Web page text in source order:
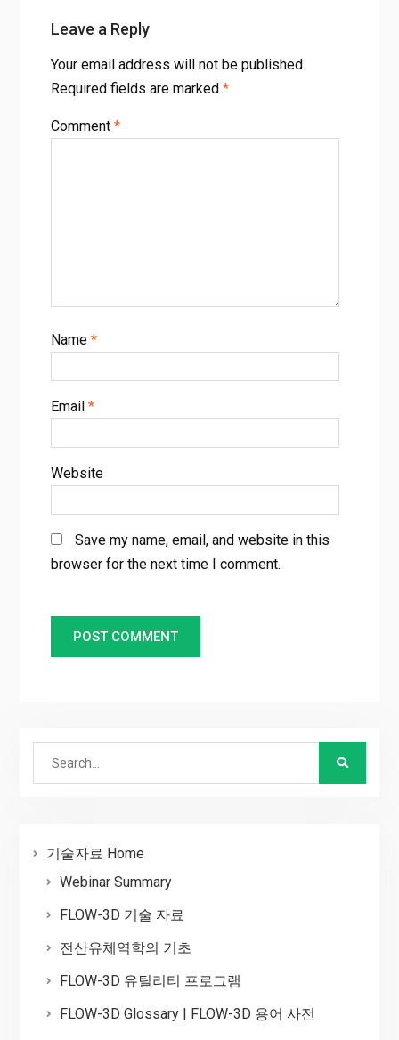
Leave a Reply
Your email address will not be published.
Required fields are marked *
Comment *
Name *
Email *
Website
Save my name, email, and website in this
browser for the next time I comment.
기술자료 Home
Webinar Summary
FLOW-3D 기술 자료
전산유체역학의 기초
FLOW-3D 유틸리티 프로그램
FLOW-3D Glossary | FLOW-3D 용어 사전